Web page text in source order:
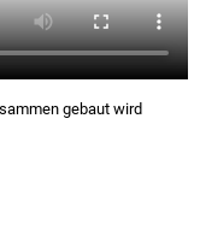
gebaut wird